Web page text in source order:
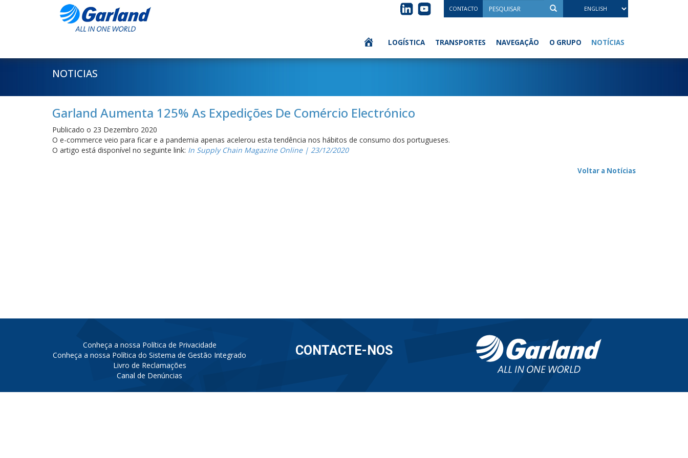
CONTACTO
LOGÍSTICA TRANSPORTES NAVEGAÇÃO O GRUPO NOTÍCIAS
NOTICIAS
Garland Aumenta 125% As Expedições De Comércio Electrónico
Publicado o 23 Dezembro 2020
O e-commerce veio para ficar e a pandemia apenas acelerou esta tendência nos hábitos de consumo dos portugueses.
O artigo está disponível no seguinte link: In Supply Chain Magazine Online | 23/12/2020
Voltar a Notícias
CONTACTE-NOS
Conheça a nossa Política de Privacidade
Conheça a nossa Política do Sistema de Gestão Integrado
Livro de Reclamações
Canal de Denúncias